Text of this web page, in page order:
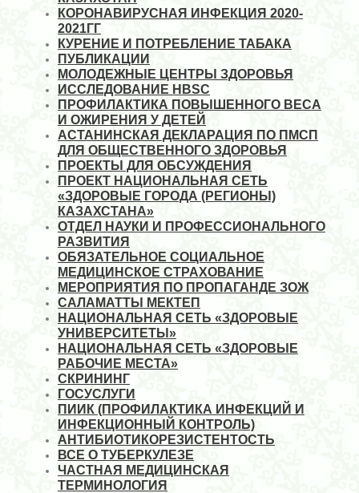
КОРОНАВИРУСНАЯ ИНФЕКЦИЯ 2020-
2021ГГ
КУРЕНИЕ И ПОТРЕБЛЕНИЕ ТАБАКА
ПУБЛИКАЦИИ
МОЛОДЕЖНЫЕ ЦЕНТРЫ ЗДОРОВЬЯ
ИССЛЕДОВАНИЕ HBSC
ПРОФИЛАКТИКА ПОВЫШЕННОГО ВЕСА
И ОЖИРЕНИЯ У ДЕТЕЙ
АСТАНИНСКАЯ ДЕКЛАРАЦИЯ ПО ПМСП
ДЛЯ ОБЩЕСТВЕННОГО ЗДОРОВЬЯ
ПРОЕКТЫ ДЛЯ ОБСУЖДЕНИЯ
ПРОЕКТ НАЦИОНАЛЬНАЯ СЕТЬ
«ЗДОРОВЫЕ ГОРОДА (РЕГИОНЫ)
КАЗАХСТАНА»
ОТДЕЛ НАУКИ И ПРОФЕССИОНАЛЬНОГО
РАЗВИТИЯ
ОБЯЗАТЕЛЬНОЕ СОЦИАЛЬНОЕ
МЕДИЦИНСКОЕ СТРАХОВАНИЕ
МЕРОПРИЯТИЯ ПО ПРОПАГАНДЕ ЗОЖ
САЛАМАТТЫ МЕКТЕП
НАЦИОНАЛЬНАЯ СЕТЬ «ЗДОРОВЫЕ
УНИВЕРСИТЕТЫ»
НАЦИОНАЛЬНАЯ СЕТЬ «ЗДОРОВЫЕ
РАБОЧИЕ МЕСТА»
СКРИНИНГ
ГОСУСЛУГИ
ПИИК (ПРОФИЛАКТИКА ИНФЕКЦИЙ И
ИНФЕКЦИОННЫЙ КОНТРОЛЬ)
АНТИБИОТИКОРЕЗИСТЕНТОСТЬ
ВСЕ О ТУБЕРКУЛЕЗЕ
ЧАСТНАЯ МЕДИЦИНСКАЯ
ТЕРМИНОЛОГИЯ